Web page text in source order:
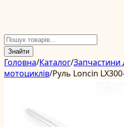
Знайти
Головна/Каталог/Запчастини
мотоциклів/Руль Loncin